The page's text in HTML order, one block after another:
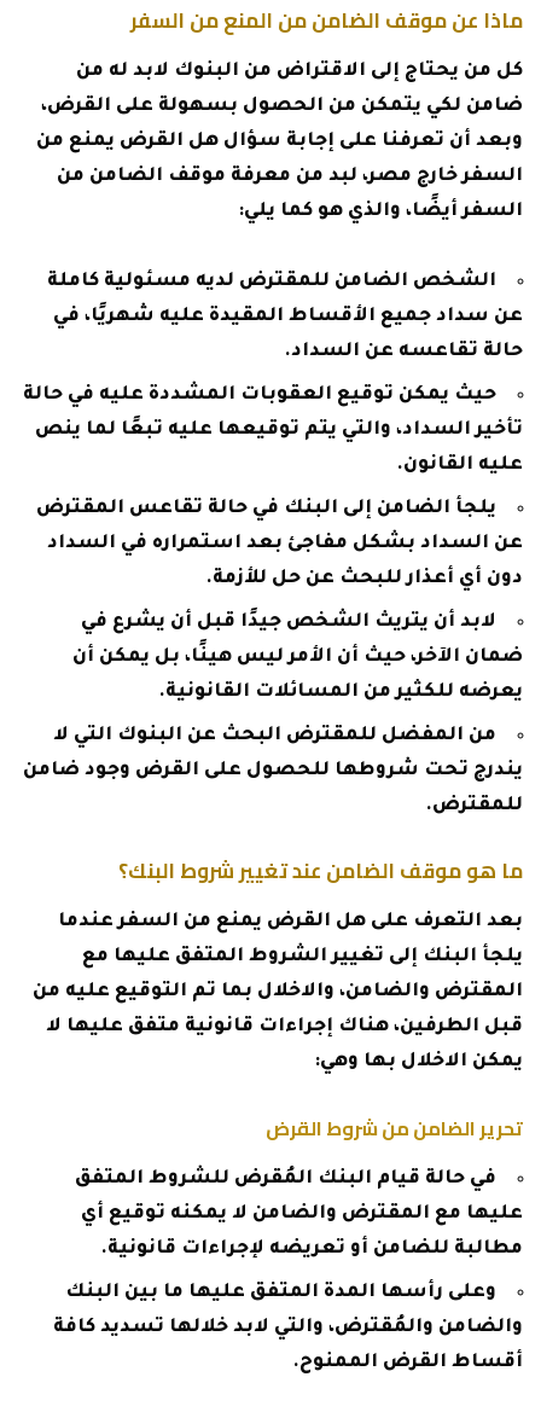
ماذا عن موقف الضامن من المنع من السفر
كل من يحتاج إلى الاقتراض من البنوك لابد له من
ضامن لكي يتمكن من الحصول بسهولة على القرض،
وبعد أن تعرفنا على إجابة سؤال هل القرض يمنع من
السفر خارج مصر، لبد من معرفة موقف الضامن من
السفر أيضًا، والذي هو كما يلي:
الشخص الضامن للمقترض لديه مسئولية كاملة
عن سداد جميع الأقساط المقيدة عليه شهريًا، في
حالة تقاعسه عن السداد.
حيث يمكن توقيع العقوبات المشددة عليه في حالة
تأخير السداد، والتي يتم توقيعها عليه تبعًا لما ينص
عليه القانون.
يلجأ الضامن إلى البنك في حالة تقاعس المقترض
عن السداد بشكل مفاجئ بعد استمراره في السداد
دون أي أعذار للبحث عن حل للأزمة.
لابد أن يتريث الشخص جيدًا قبل أن يشرع في
ضمان الآخر، حيث أن الأمر ليس هينًا، بل يمكن أن
يعرضه للكثير من المسائلات القانونية.
من المفضل للمقترض البحث عن البنوك التي لا
يندرج تحت شروطها للحصول على القرض وجود ضامن
للمقترض.
ما هو موقف الضامن عند تغيير شروط البنك؟
بعد التعرف على هل القرض يمنع من السفر عندما
يلجأ البنك إلى تغيير الشروط المتفق عليها مع
المقترض والضامن، والاخلال بما تم التوقيع عليه من
قبل الطرفين، هناك إجراءات قانونية متفق عليها لا
يمكن الاخلال بها وهي:
تحرير الضامن من شروط القرض
في حالة قيام البنك المُقرض للشروط المتفق
عليها مع المقترض والضامن لا يمكنه توقيع أي
مطالبة للضامن أو تعريضه لإجراءات قانونية.
وعلى رأسها المدة المتفق عليها ما بين البنك
والضامن والمُقترض، والتي لابد خلالها تسديد كافة
أقساط القرض الممنوح.